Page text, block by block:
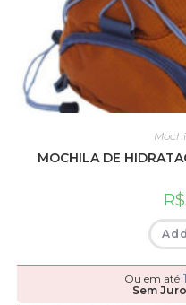
MOCHILA DE
R$
Ou em até
Sem